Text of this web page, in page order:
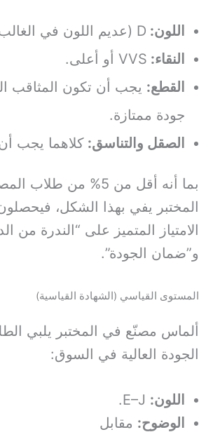
اللون: D (عديم اللون في الغالب).
النقاء: VVS أو أعلى.
القطع: يجب أن تكون المثاقب
جودة ممتازة.
الصقل والتناسق: كلاهما يجب
بما أنه أقل من 5% من
المختبر يفي بهذا الشكل،
الامتياز المتميز على “الندرة من
و”ضمان الجودة”.
المستوى القياسي (الشهادة القياسية)
ألماس مصنّع في المختبر يلبي
الجودة العالية في السوق:
اللون:
الوضوح: مقابل